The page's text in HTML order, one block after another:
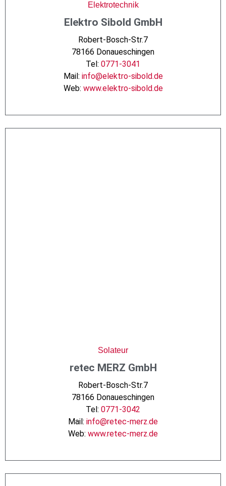
Elektrotechnik
Elektro Sibold GmbH
Robert-Bosch-Str.7
78166 Donaueschingen
Tel: 0771-3041
Mail: info@elektro-sibold.de
Web: www.elektro-sibold.de
Solateur
retec MERZ GmbH
Robert-Bosch-Str.7
78166 Donaueschingen
Tel: 0771-3042
Mail: info@retec-merz.de
Web: www.retec-merz.de